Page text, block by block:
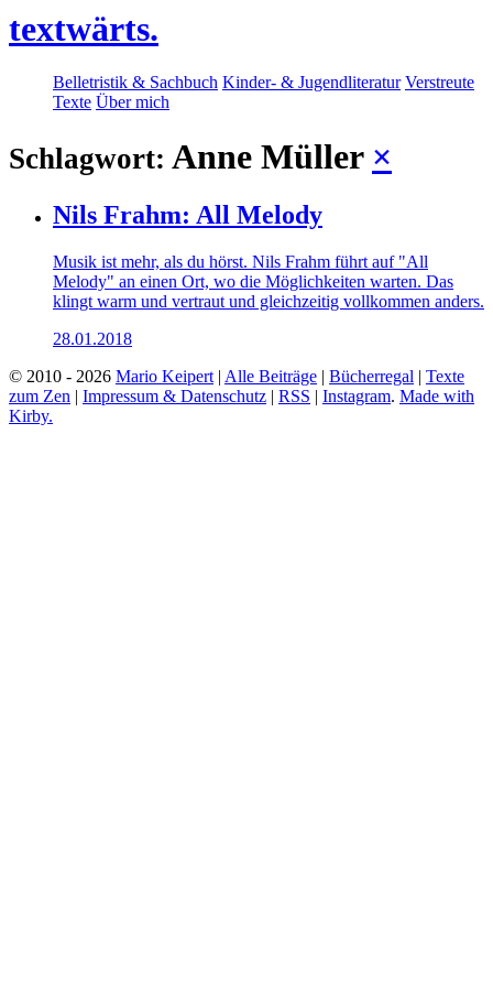
textwärts.
Belletristik & Sachbuch Kinder- & Jugendliteratur Verstreute
Texte Über mich
Schlagwort: Anne Müller ×
Nils Frahm: All Melody
Musik ist mehr, als du hörst. Nils Frahm führt auf "All
Melody" an einen Ort, wo die Möglichkeiten warten. Das
klingt warm und vertraut und gleichzeitig vollkommen anders.
28.01.2018
© 2010 - 2026 Mario Keipert | Alle Beiträge | Bücherregal | Texte
zum Zen | Impressum & Datenschutz | RSS | Instagram. Made with
Kirby.